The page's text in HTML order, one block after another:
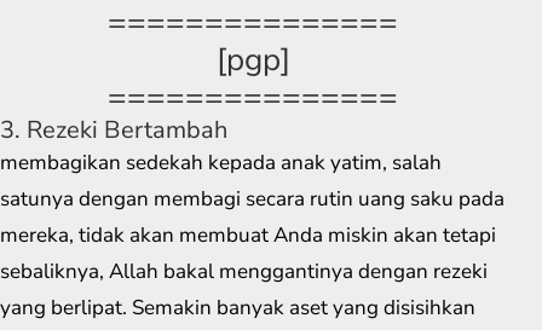
===============
[pgp]
===============
3. Rezeki Bertambah
membagikan sedekah kepada anak yatim, salah
satunya dengan membagi secara rutin uang saku pada
mereka, tidak akan membuat Anda miskin akan tetapi
sebaliknya, Allah bakal menggantinya dengan rezeki
yang berlipat. Semakin banyak aset yang disisihkan